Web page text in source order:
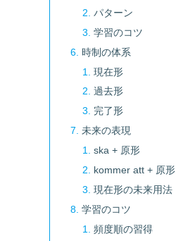
パターン
学習のコツ
時制の体系
現在形
過去形
完了形
未来の表現
ska + 原形
kommer att + 原形
現在形の未来用法
学習のコツ
頻度順の習得